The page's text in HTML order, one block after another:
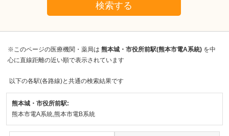
検索する
※このページの医療機関・薬局は 熊本城・市役所前駅(熊本市電A系統) を中
心に直線距離の近い順で表示されています
以下の各駅(各路線)と共通の検索結果です
熊本城・市役所前駅:
熊本市電A系統,熊本市電B系統